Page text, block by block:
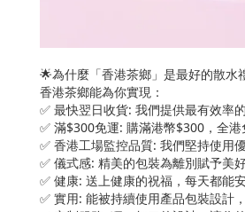
🌟為什麼「香港茶鄉」是最好的散水
香港茶鄉能為你實現：
✅ 最快翌日收貨: 我們提供最有效率
✅ 滿$300免運: 購滿港幣$300，全
✅ 香港工場監控品質: 我們堅持使用
✅ 儀式感: 精美的包裝為離別賦予美
✅ 健康: 送上健康的祝福，每天都能
✅ 實用: 能被持續使用產品包裝設計